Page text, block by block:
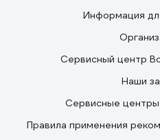
Информация
Сервисный центр
Наши
Сервисные
Правила применения